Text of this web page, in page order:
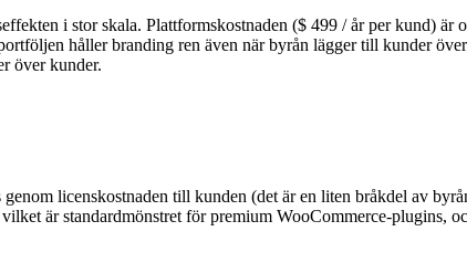
i stor skala. Plattformskostnaden ($ 499 / år per kund)
håller branding ren även när byrån lägger till kunder
över kunder.
licenskostnaden till kunden (det är en liten bråkdel av
är standardmönstret för premium WooCommerce-plugins,